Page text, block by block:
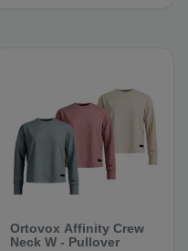
Ortovox Affinity Crew
Neck W - Pullover